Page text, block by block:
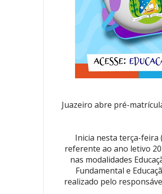
Juazeiro abre pré-
Inicia nesta terça-feira
referente ao ano letivo
nas modalidades
Fundamental e
realizado pelo